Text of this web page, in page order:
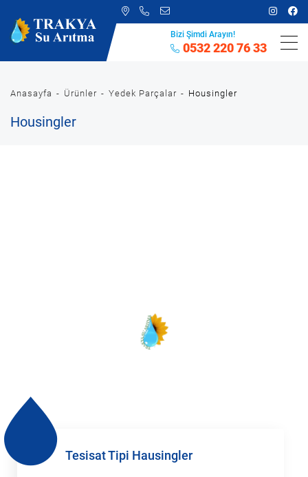
Bizi Şimdi Arayın!
0532 220 76 33
Anasayfa Ürünler Yedek Parçalar Housingler
Housingler
Tesisat Tipi Hausingler